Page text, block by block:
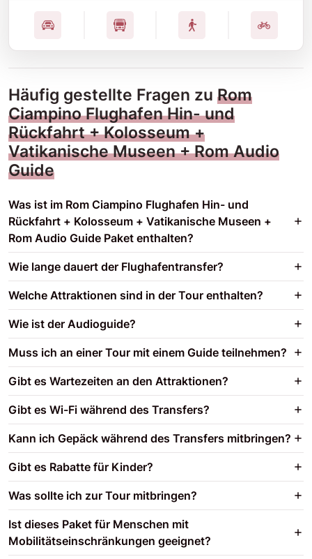
Häufig gestellte Fragen zu Rom
Ciampino Flughafen Hin- und
Rückfahrt + Kolosseum +
Vatikanische Museen + Rom Audio
Guide
Was ist im Rom Ciampino Flughafen Hin- und
Rückfahrt + Kolosseum + Vatikanische Museen +
Rom Audio Guide Paket enthalten?
Wie lange dauert der Flughafentransfer?
Welche Attraktionen sind in der Tour enthalten?
Wie ist der Audioguide?
Muss ich an einer Tour mit einem Guide teilnehmen?
Gibt es Wartezeiten an den Attraktionen?
Gibt es Wi-Fi während des Transfers?
Kann ich Gepäck während des Transfers mitbringen?
Gibt es Rabatte für Kinder?
Was sollte ich zur Tour mitbringen?
Ist dieses Paket für Menschen mit
Mobilitätseinschränkungen geeignet?